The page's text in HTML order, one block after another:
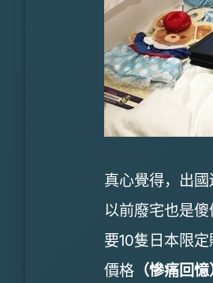
真心覺得，出
以前廢宅也是
要10隻日本限
價格 （慘痛回憶